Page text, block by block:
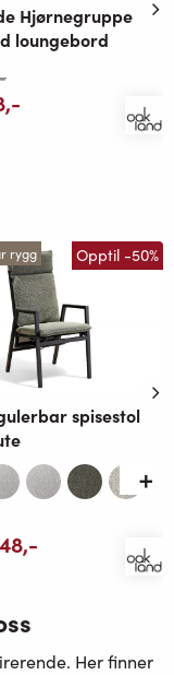
Hjørnegruppe
loungebord
,-
rygg Opptil -50%
spisestol
,-
Her finner